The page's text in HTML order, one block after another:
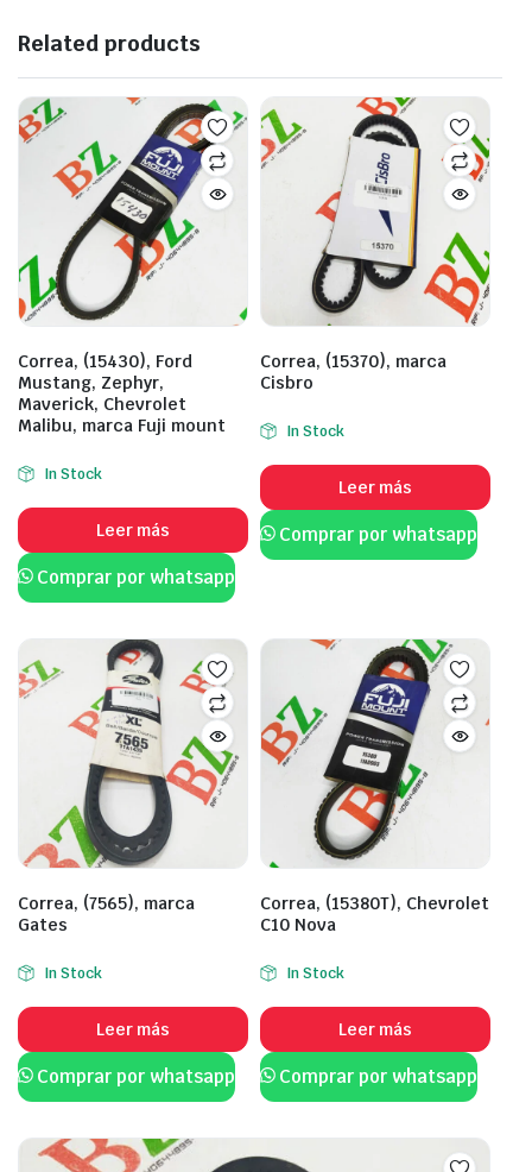
Related products
Correa, (15430), Ford
Mustang, Zephyr,
Maverick, Chevrolet
Malibu, marca Fuji mount
In Stock
Leer más
Comprar por whatsapp
Correa, (15370), marca
Cisbro
In Stock
Leer más
Comprar por whatsapp
Correa, (7565), marca
Gates
In Stock
Leer más
Comprar por whatsapp
Correa, (15380T), Chevrolet
C10 Nova
In Stock
Leer más
Comprar por whatsapp